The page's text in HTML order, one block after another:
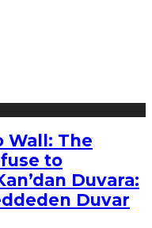
Wall: The
to
Duvara:
Duvar